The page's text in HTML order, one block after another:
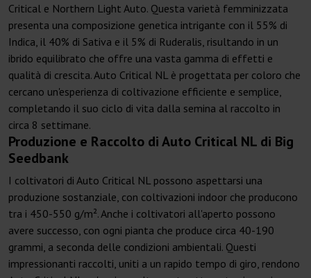
Critical e Northern Light Auto. Questa varietà femminizzata
presenta una composizione genetica intrigante con il 55% di
Indica, il 40% di Sativa e il 5% di Ruderalis, risultando in un
ibrido equilibrato che offre una vasta gamma di effetti e
qualità di crescita. Auto Critical NL è progettata per coloro che
cercano un'esperienza di coltivazione efficiente e semplice,
completando il suo ciclo di vita dalla semina al raccolto in
circa 8 settimane.
Produzione e Raccolto di Auto Critical NL di Big
Seedbank
I coltivatori di Auto Critical NL possono aspettarsi una
produzione sostanziale, con coltivazioni indoor che producono
tra i 450-550 g/m². Anche i coltivatori all'aperto possono
avere successo, con ogni pianta che produce circa 40-190
grammi, a seconda delle condizioni ambientali. Questi
impressionanti raccolti, uniti a un rapido tempo di giro, rendono